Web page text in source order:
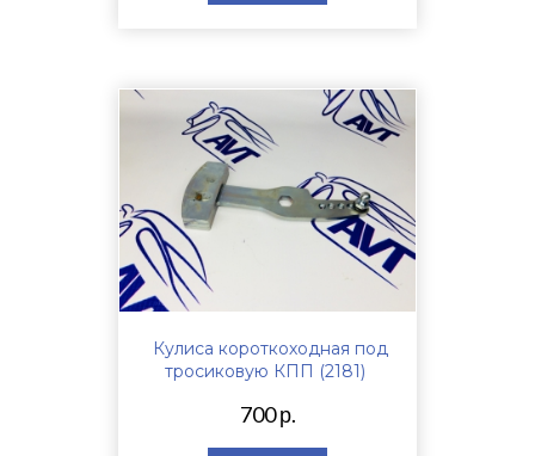
Кулиса короткоходная под
тросиковую КПП (2181)
700 р.